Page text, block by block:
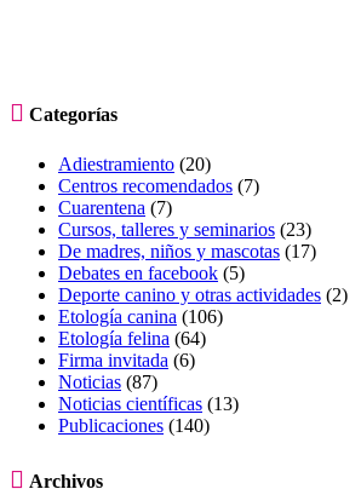
 Categorías
Adiestramiento (20)
Centros recomendados (7)
Cuarentena (7)
Cursos, talleres y seminarios (23)
De madres, niños y mascotas (17)
Debates en facebook (5)
Deporte canino y otras actividades (2)
Etología canina (106)
Etología felina (64)
Firma invitada (6)
Noticias (87)
Noticias científicas (13)
Publicaciones (140)
 Archivos